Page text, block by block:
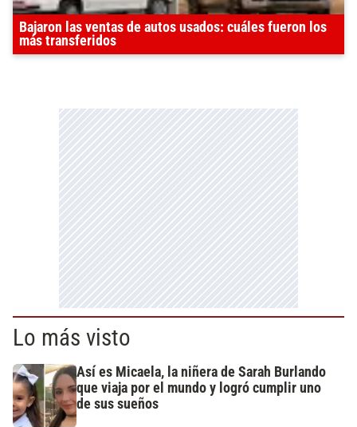
Bajaron las ventas de autos usados: cuáles fueron los
más transferidos
Lo más visto
Así es Micaela, la niñera de Sarah Burlando
que viaja por el mundo y logró cumplir uno
de sus sueños